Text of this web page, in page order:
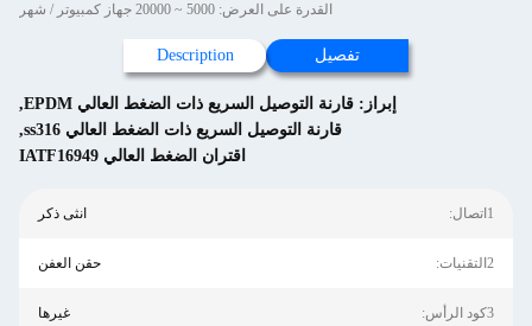
القدرة على العرض: 5000 ~ 20000 جهاز كمبيوتر / شهر
تفصيل Description
إبراز: قارنة التوصيل السريع ذات الضغط العالي EPDM
,
قارنة التوصيل السريع ذات الضغط العالي ss316
,
اقتران الضغط العالي IATF16949
1اتصال: انثى ذكر
2التقنيات: حقن العفن
3كود الرأس: غيرها